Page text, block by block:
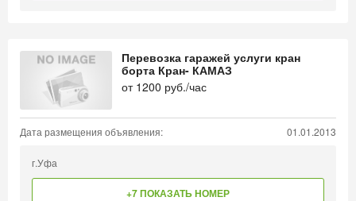
Перевозка гаражей услуги кран
борта Кран- КАМАЗ
от 1200 руб./час
Дата размещения объявления: 01.01.2013
г.Уфа
+7 ПОКАЗАТЬ НОМЕР